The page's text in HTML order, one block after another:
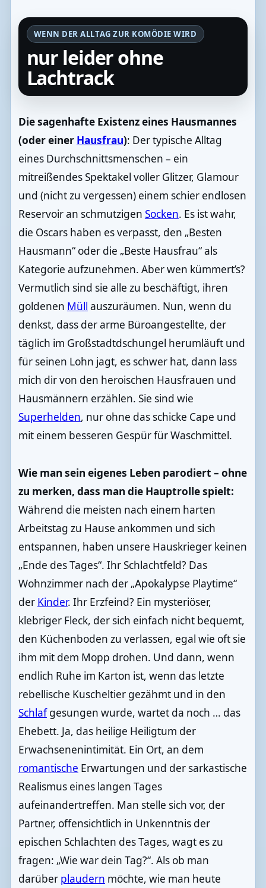
WENN DER ALLTAG ZUR KOMÖDIE WIRD
nur leider ohne
Lachtrack
Die sagenhafte Existenz eines Hausmannes
(oder einer Hausfrau): Der typische Alltag
eines Durchschnittsmenschen – ein
mitreißendes Spektakel voller Glitzer, Glamour
und (nicht zu vergessen) einem schier endlosen
Reservoir an schmutzigen Socken. Es ist wahr,
die Oscars haben es verpasst, den „Besten
Hausmann“ oder die „Beste Hausfrau“ als
Kategorie aufzunehmen. Aber wen kümmert’s?
Vermutlich sind sie alle zu beschäftigt, ihren
goldenen Müll auszuräumen. Nun, wenn du
denkst, dass der arme Büroangestellte, der
täglich im Großstadtdschungel herumläuft und
für seinen Lohn jagt, es schwer hat, dann lass
mich dir von den heroischen Hausfrauen und
Hausmännern erzählen. Sie sind wie
Superhelden, nur ohne das schicke Cape und
mit einem besseren Gespür für Waschmittel.
Wie man sein eigenes Leben parodiert – ohne
zu merken, dass man die Hauptrolle spielt:
Während die meisten nach einem harten
Arbeitstag zu Hause ankommen und sich
entspannen, haben unsere Hauskrieger keinen
„Ende des Tages“. Ihr Schlachtfeld? Das
Wohnzimmer nach der „Apokalypse Playtime“
der Kinder. Ihr Erzfeind? Ein mysteriöser,
klebriger Fleck, der sich einfach nicht bequemt,
den Küchenboden zu verlassen, egal wie oft sie
ihm mit dem Mopp drohen. Und dann, wenn
endlich Ruhe im Karton ist, wenn das letzte
rebellische Kuscheltier gezähmt und in den
Schlafgesungen wurde, wartet da noch … das
Ehebett. Ja, das heilige Heiligtum der
Erwachsenenintimität. Ein Ort, an dem
romantische Erwartungen und der sarkastische
Realismus eines langen Tages
aufeinandertreffen. Man stelle sich vor, der
Partner, offensichtlich in Unkenntnis der
epischen Schlachten des Tages, wagt es zu
fragen: „Wie war dein Tag?“. Als ob man
darüber plaudern möchte, wie man heute